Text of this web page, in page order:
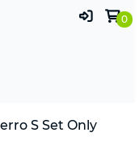
0
S Set Only